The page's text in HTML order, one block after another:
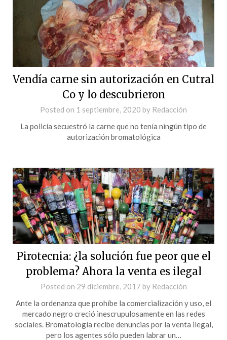
Vendía carne sin autorización en Cutral
Co y lo descubrieron
Posted on 1 septiembre, 2020 by Redacción
La policía secuestró la carne que no tenía ningún tipo de
autorización bromatológica
Pirotecnia: ¿la solución fue peor que el
problema? Ahora la venta es ilegal
Posted on 29 diciembre, 2017 by Redacción
Ante la ordenanza que prohíbe la comercialización y uso, el
mercado negro creció inescrupulosamente en las redes
sociales. Bromatología recibe denuncias por la venta ilegal,
pero los agentes sólo pueden labrar un…